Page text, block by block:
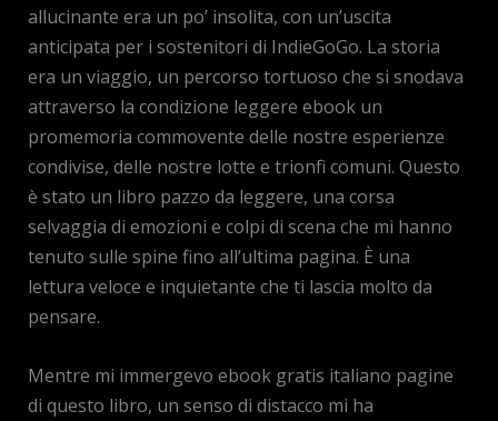
allucinante era un po’ insolita, con un’uscita
anticipata per i sostenitori di IndieGoGo. La storia
era un viaggio, un percorso tortuoso che si snodava
attraverso la condizione leggere ebook un
promemoria commovente delle nostre esperienze
condivise, delle nostre lotte e trionfi comuni. Questo
è stato un libro pazzo da leggere, una corsa
selvaggia di emozioni e colpi di scena che mi hanno
tenuto sulle spine fino all’ultima pagina. È una
lettura veloce e inquietante che ti lascia molto da
pensare.
Mentre mi immergevo ebook gratis italiano pagine
di questo libro, un senso di distacco mi ha